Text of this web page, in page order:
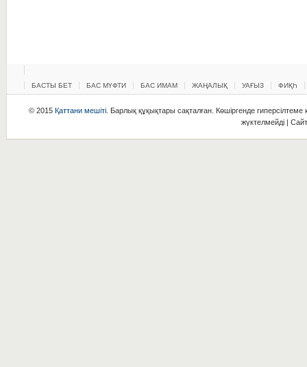
БАСТЫ БЕТ БАС МҮФТИ БАС ИМАМ ЖАҢАЛЫҚ УАҒЫЗ ФИҚҺ
© 2015 Қаттани мешіті. Барлық құқықтары сақталған. Көшіргенде гиперсілтеме
жүктелмейді |